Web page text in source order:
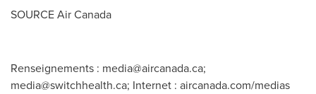
SOURCE Air Canada
Renseignements : media@aircanada.ca;
media@switchhealth.ca; Internet : aircanada.com/medias